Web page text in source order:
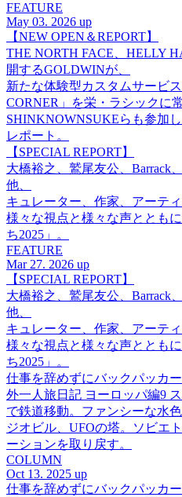
FEATURE
May 03. 2026 up
【NEW OPEN＆REPORT】
THE NORTH FACE、HELLY
開するGOLDWINが、
新たな体験型カスタムサービ
CORNER」を栄・ラシックに常
SHINKNOWNSUKEらも参加
レポート。
【SPECIAL REPORT】
大橋裕之、鷲尾友公、Barrack
他、
キュレーター、作家、アーテ
様々な視点と様々な声ととも
ち2025」。
FEATURE
Mar 27. 2026 up
【SPECIAL REPORT】
大橋裕之、鷲尾友公、Barrack
他、
キュレーター、作家、アーテ
様々な視点と様々な声ととも
ち2025」。
仕事を辞めずにバックパッカ
外一人旅日記 ヨーロッパ編9
で鉄道移動。ファンシーな水
ジオビル、UFOの塔。ソビエ
ーションを取り戻す。
COLUMN
Oct 13. 2025 up
仕事を辞めずにバックパッカ